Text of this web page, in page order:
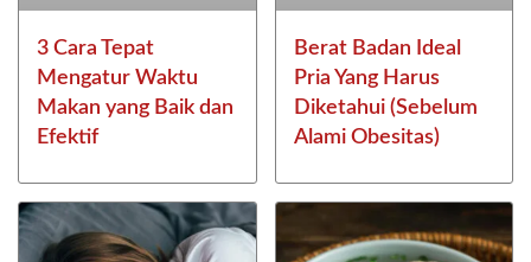
3 Cara Tepat
Mengatur Waktu
Makan yang Baik dan
Efektif
Berat Badan Ideal
Pria Yang Harus
Diketahui (Sebelum
Alami Obesitas)